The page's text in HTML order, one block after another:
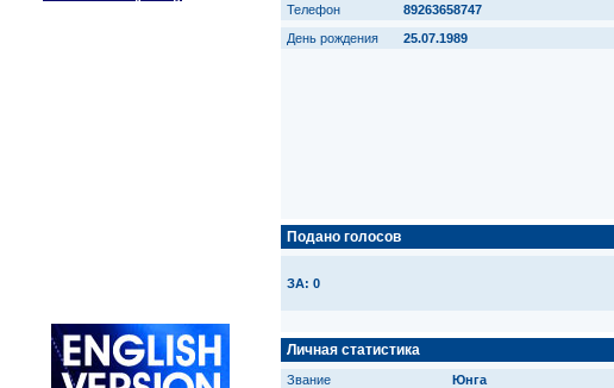
Телефон
89263658747
День рождения
25.07.1989
Подано голосов
ЗА: 0
Личная статистика
Звание Юнга